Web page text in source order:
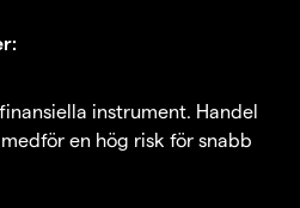
instrument. Handel
en hög risk för snabb